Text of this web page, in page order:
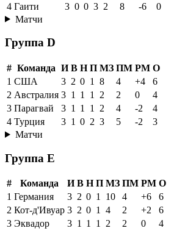
4 Гаити 3 0 0 3 2 8 -6
0
Матчи
Группа D
# Команда И В Н П МЗ ПМ РМ О
1 США 3 2 0 1 8 4 +4
6
2 Австралия 3 1 1 1 2 2 0
4
3 Парагвай 3 1 1 1 2 4 -2
4
4 Турция 3 1 0 2 3 5 -2
3
Матчи
Группа E
# Команда И В Н П МЗ ПМ РМ О
1 Германия 3 2 0 1 10 4 +6
6
2 Кот-д'Ивуар 3 2 0 1 4 2 +2
6
3 Эквадор 3 1 1 1 2 2 0
4